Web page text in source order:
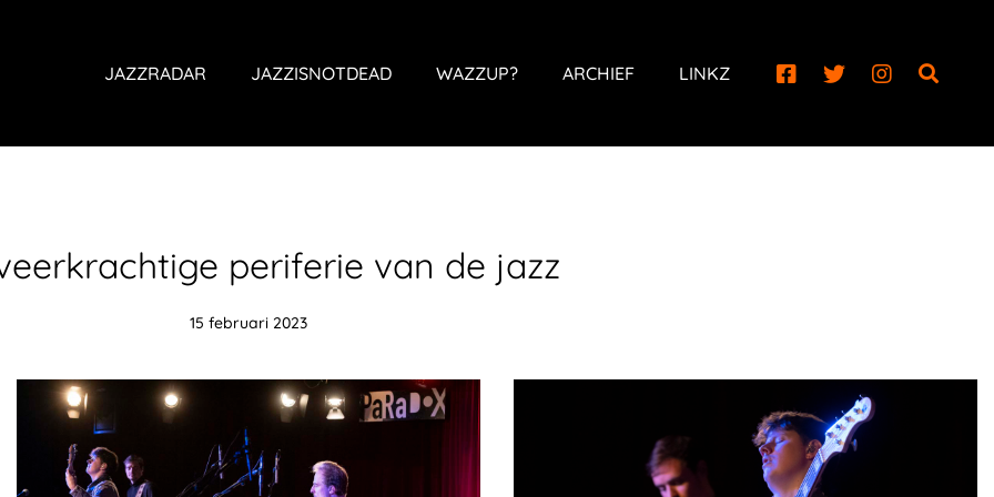
JAZZRADAR JAZZISNOTDEAD WAZZUP? ARCHIEF LINKZ
periferie van de jazz
15 februari 2023